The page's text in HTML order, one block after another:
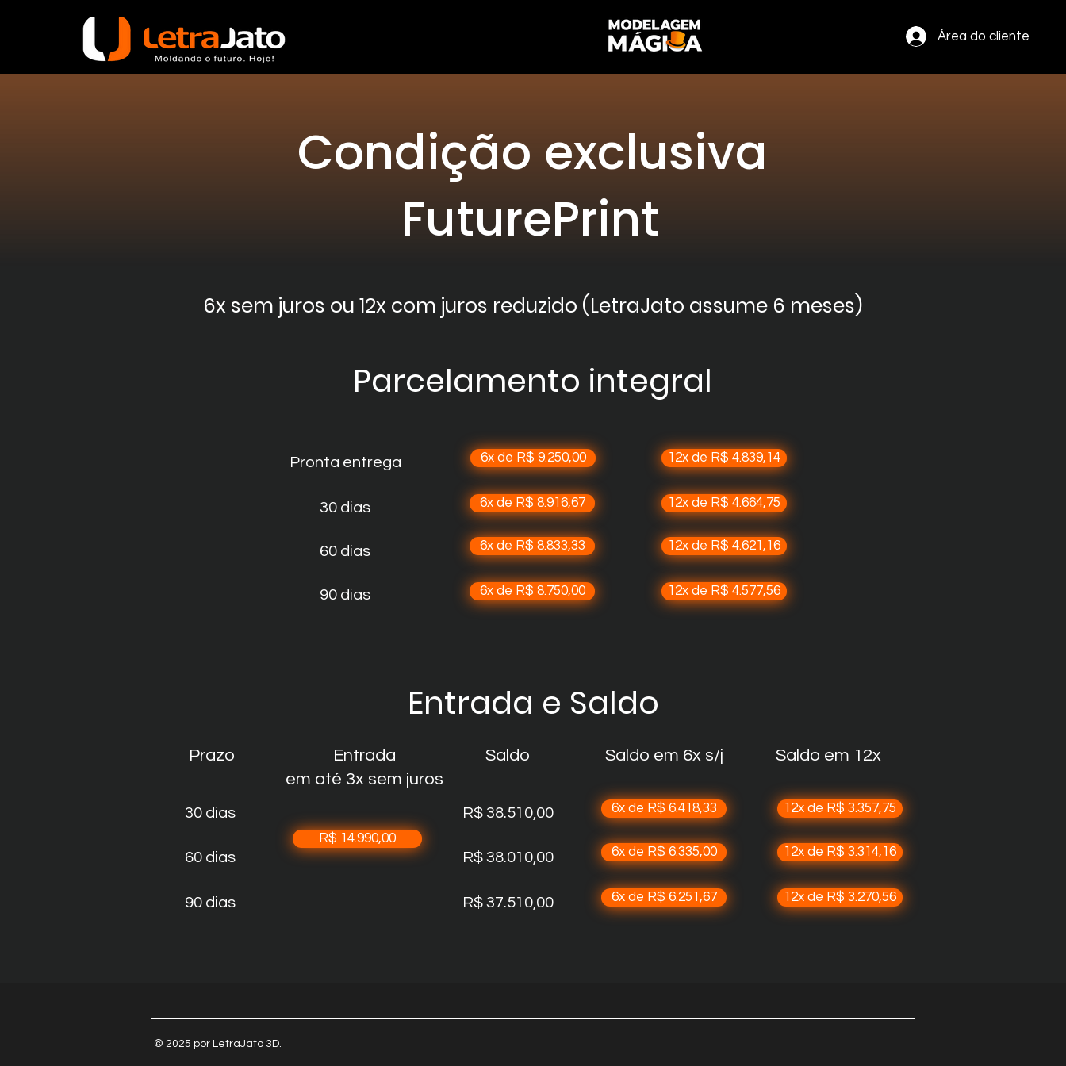
Área do cliente
Condição exclusiva
FuturePrint
6x sem juros ou 12x com juros reduzido (LetraJato assume 6 meses)
Parcelamento integral
Pronta entrega
30 dias
60 dias
90 dias
6x de R$ 9.250,00
6x de R$ 8.916,67
6x de R$ 8.833,33
6x de R$ 8.750,00
12x de R$ 4.839,14
12x de R$ 4.664,75
12x de R$ 4.621,16
12x de R$ 4.577,56
Entrada e Saldo
Prazo
Entrada
em até 3x sem juros
Saldo
30 dias
60 dias
R$ 14.990,00
R$ 38.510,00
R$ 38.010,00
90 dias R$ 37.510,00
Saldo em 6x s/j
​6x de R$ 6.418,33
6x de R$ 6.335,00
6x de R$ 6.251,67
Saldo em 12x
12x de R$ 3.357,75
12x de R$ 3.314,16
12x de R$ 3.270,56
© 2025 por LetraJato 3D.